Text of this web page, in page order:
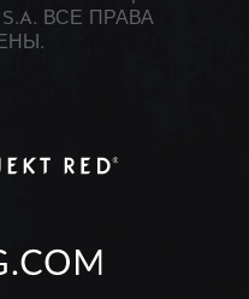
S.A. ВСЕ ПРАВА